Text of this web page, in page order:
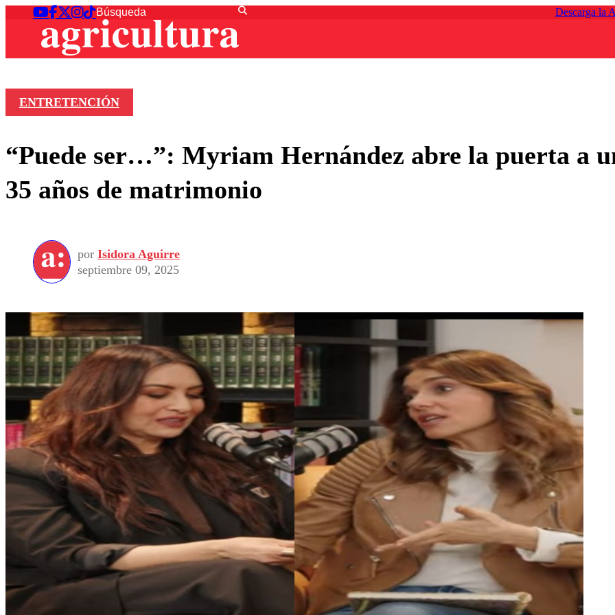
Descarga la
ENTRETENCIÓN
“Puede ser…”: Myriam Hernández abre la puerta a
35 años de matrimonio
por Isidora Aguirre
septiembre 09, 2025